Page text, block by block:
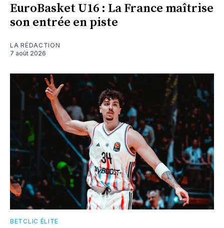
EuroBasket U16 : La France maîtrise
son entrée en piste
LA RÉDACTION
7 août 2026
BETCLIC ÉLITE